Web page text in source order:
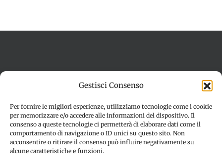
Gestisci Consenso
Per fornire le migliori esperienze, utilizziamo tecnologie come i cookie
per memorizzare e/o accedere alle informazioni del dispositivo. Il
consenso a queste tecnologie ci permetterà di elaborare dati come il
comportamento di navigazione o ID unici su questo sito. Non
acconsentire o ritirare il consenso può influire negativamente su
alcune caratteristiche e funzioni.
Dichiarazione sulla Privacy (UE)
Disconoscimento